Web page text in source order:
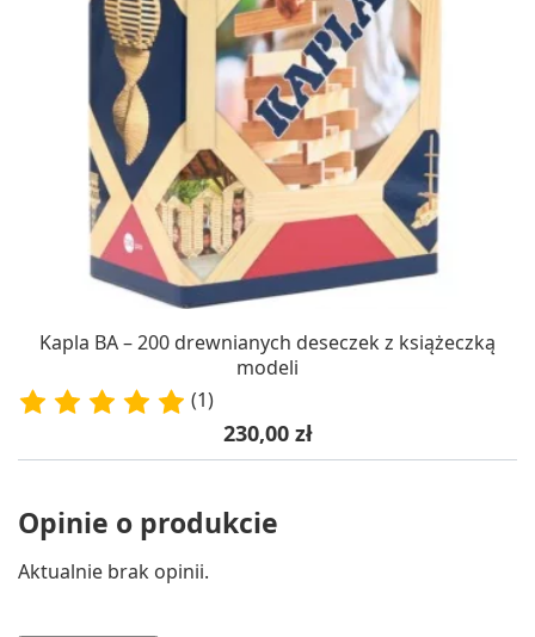
Kapla BA – 200 drewnianych deseczek z książeczką
modeli
(1)
Cena
230,00 zł
Opinie o produkcie
Aktualnie brak opinii.